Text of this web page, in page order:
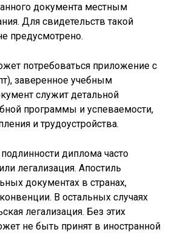
документа местным
Для свидетельств такой
предусмотрено.
потребоваться приложение с
заверенное учебным
служит детальной
программы и успеваемости,
и трудоустройства.
диплома часто
или легализация. Апостиль
документах в странах,
В остальных случаях
легализация. Без этих
не быть принят в иностранной